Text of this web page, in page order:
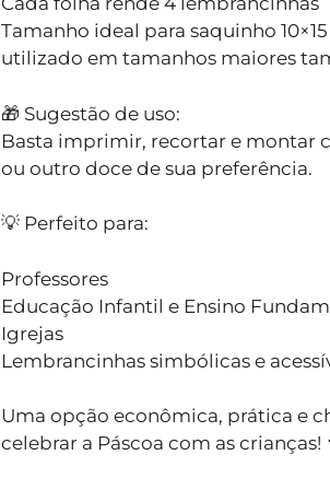
Tamanho ideal para saquinho
utilizado em tamanhos maiores
🎁 Sugestão de uso:
Basta imprimir, recortar e montar
ou outro doce de sua preferência.
💡 Perfeito para:
Professores
Educação Infantil e Ensino
Igrejas
Lembrancinhas simbólicas e
Uma opção econômica, prática e
celebrar a Páscoa com as crianças!